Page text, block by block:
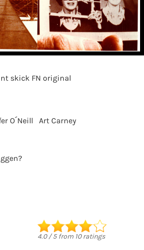
skick FN original
O´Neill
Art Carney
4.0/5from 10ratings